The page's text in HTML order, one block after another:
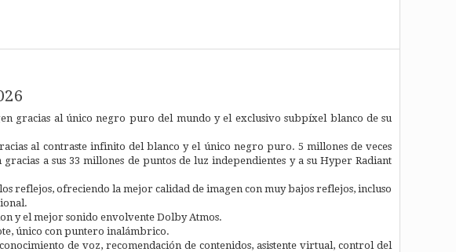
gracias al único negro puro del mundo y el exclusivo subpíxel blanco de su
al contraste infinito del blanco y el único negro puro. 5 millones de veces
a sus 33 millones de puntos de luz independientes y a su Hyper Radiant
reflejos, ofreciendo la mejor calidad de imagen con muy bajos reflejos, incluso
y el mejor sonido envolvente Dolby Atmos.
único con puntero inalámbrico.
de voz, recomendación de contenidos, asistente virtual, control del